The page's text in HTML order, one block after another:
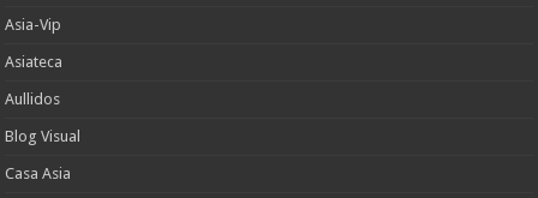
Asia-Vip
Asiateca
Aullidos
Blog Visual
Casa Asia